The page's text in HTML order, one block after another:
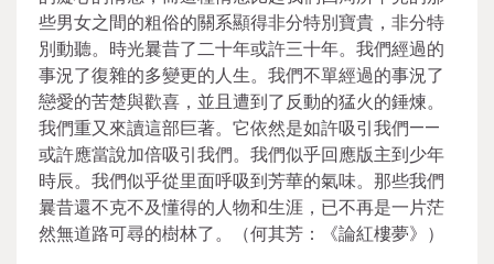
些男女之間的粗俗的關系顯得非分特別寶貴，非分特
別動聽。時光曩昔了二十年或許三十年。我們經過的
事況了復雜的多變更的人生。我們不單經過的事況了
戀愛的苦楚與歡喜，並且遭到了反動的猛火的錘煉。
我們重又來讀這部巨著。它依然是如許吸引我們——
或許應當說加倍吸引我們。我們似乎回應版主到少年
時辰。我們似乎從里面呼吸到芳華的氣味。那些我們
曩昔還不克不及懂得的人物和生涯，已不再是一片茫
然無道路可尋的樹林了。（何其芳：《論紅樓夢》）